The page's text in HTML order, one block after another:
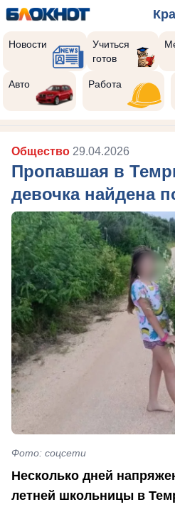
Новости
Учиться
готов
Авто Работа
Общество 29.04.2026
Пропавшая в
девочка найдена
Фото: соцсети
Несколько дней
летней школьницы в